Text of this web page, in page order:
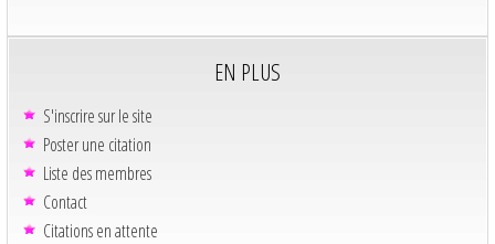
EN PLUS
S'inscrire sur le site
Poster une citation
Liste des membres
Contact
Citations en attente